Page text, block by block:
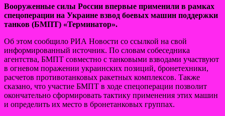
Вооруженные силы России впервые применили в рамках
спецоперации на Украине взвод боевых машин поддержки
танков (БМПТ) «Терминатор».
Об этом сообщило РИА Новости со ссылкой на свой
информированный источник. По словам собеседника
агентства, БМПТ совместно с танковыми взводами участвуют
в огневом поражении украинских позиций, бронетехники,
расчетов противотанковых ракетных комплексов. Также
сказано, что участие БМПТ в ходе спецоперации позволит
окончательно сформировать тактику применения этих машин
и определить их место в бронетанковых группах.